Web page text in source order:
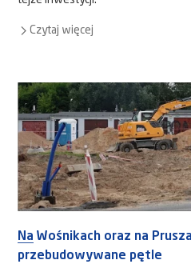
Czytaj więcej
Na Wośnikach oraz na
przebudowywane pętle